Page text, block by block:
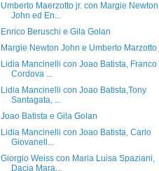
Umberto Maerzotto jr. con Margie Newton
John ed En...
Enrico Beruschi e Gila Golan
Margie Newton John e Umberto Marzotto
Lidia Mancinelli con Joao Batista, Franco
Cordova ...
Lidia Mancinelli con Joao Batista,Tony
Santagata, ...
Joao Batista e Gila Golan
Lidia Mancinelli con Joao Batista, Carlo
Giovanell...
Giorgio Weiss con Maria Luisa Spaziani,
Dacia Mara...